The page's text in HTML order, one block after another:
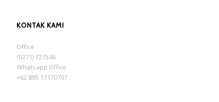
KONTAK KAMI
Office
(0271) 727546
Whatsapp Office
+62 895 17170707